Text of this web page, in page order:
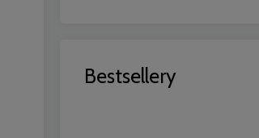
Bestsellery